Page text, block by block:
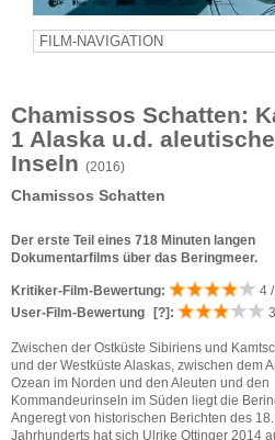
Chamissos Schatten:
1 Alaska u.d.
Inseln (2016)
Chamissos Schatten
Der erste Teil eines 718 Minuten langen
Dokumentarfilms über das Beringmeer.
Kritiker-Film-Bewertung:
4
User-Film-Bewertung
[?] :
Zwischen der Ostküste Sibiriens und
und der Westküste Alaskas, zwischen dem
Ozean im Norden und den Aleuten und den
Kommandeurinseln im Süden liegt die
Angeregt von historischen Berichten des 18.
Jahrhunderts hat sich Ulrike Ottinger 2014